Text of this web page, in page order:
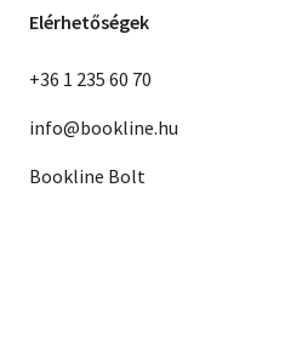
Elérhetőségek
+36 1 235 60 70
info@bookline.hu
Bookline Bolt